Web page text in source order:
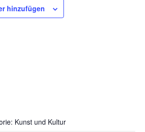
hinzufügen
Kunst und Kultur